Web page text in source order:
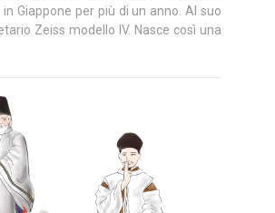
Giappone per più di un anno. Al suo
Zeiss modello IV. Nasce così una